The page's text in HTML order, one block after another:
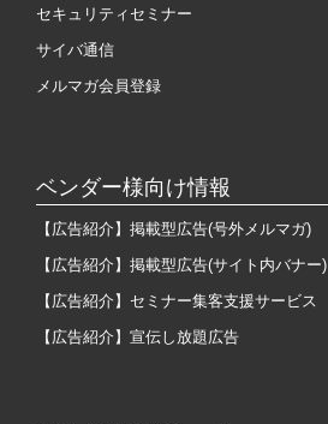
セキュリティセミナー
サイバ通信
メルマガ会員登録
ベンダー様向け情報
【広告紹介】掲載型広告(号外メルマガ)
【広告紹介】掲載型広告(サイト内バナー)
【広告紹介】セミナー集客支援サービス
【広告紹介】宣伝し放題広告